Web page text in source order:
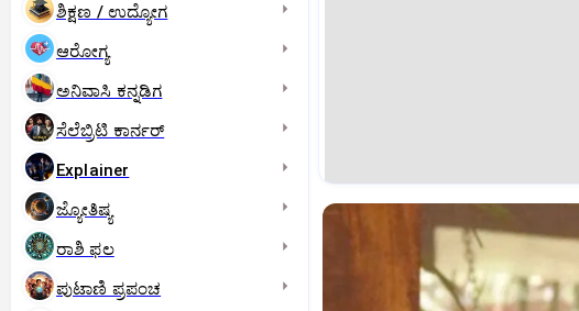
ಶಿಕ್ಷಣ / ಉದ್ಯೋಗ
ಆರೋಗ್ಯ
ಅನಿವಾಸಿ ಕನ್ನಡಿಗ
ಸೆಲೆಬ್ರಿಟಿ ಕಾರ್ನರ್‌
Explainer
ಜ್ಯೋತಿಷ್ಯ
ರಾಶಿ ಫಲ
ಪುಟಾಣಿ ಪ್ರಪಂಚ